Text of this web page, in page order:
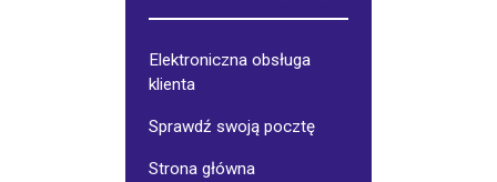
Elektroniczna obsługa
klienta
Sprawdź swoją pocztę
Strona główna